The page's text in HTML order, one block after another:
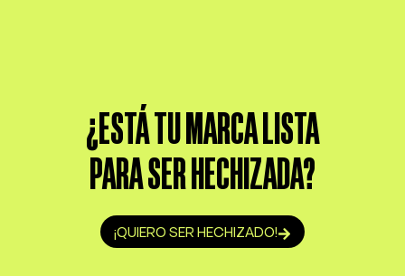
¿ESTÁ TU MARCA LISTA
PARA SER HECHIZADA?
¡QUIERO SER HECHIZADO!